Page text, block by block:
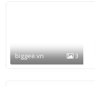
biggee.vn 3